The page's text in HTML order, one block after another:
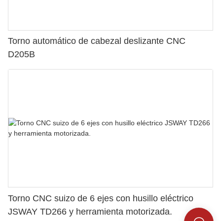
Torno automático de cabezal deslizante CNC
D205B
Torno CNC suizo de 6 ejes con husillo eléctrico
JSWAY TD266 y herramienta motorizada.